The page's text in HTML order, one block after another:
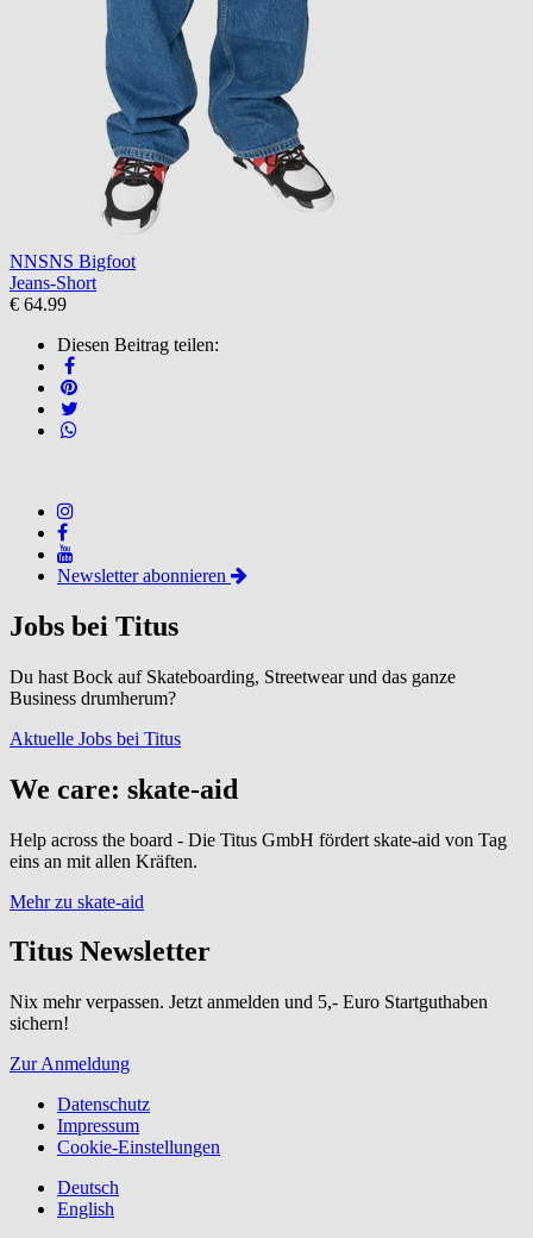
NNSNS Bigfoot
Jeans-Short
€ 64.99
Diesen Beitrag teilen:
Newsletter abonnieren
Jobs bei Titus
Du hast Bock auf Skateboarding, Streetwear und das ganze
Business drumherum?
Aktuelle Jobs bei Titus
We care: skate-aid
Help across the board - Die Titus GmbH fördert skate-aid von Tag
eins an mit allen Kräften.
Mehr zu skate-aid
Titus Newsletter
Nix mehr verpassen. Jetzt anmelden und 5,- Euro Startguthaben
sichern!
Zur Anmeldung
Datenschutz
Impressum
Cookie-Einstellungen
Deutsch
English